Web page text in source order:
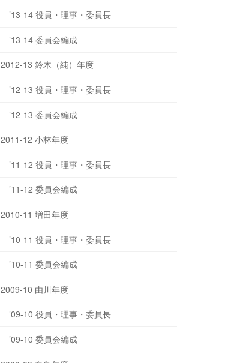
’13-14 役員・理事・委員長
’13-14 委員会編成
2012-13 鈴木（純）年度
’12-13 役員・理事・委員長
’12-13 委員会編成
2011-12 小林年度
’11-12 役員・理事・委員長
’11-12 委員会編成
2010-11 増田年度
’10-11 役員・理事・委員長
’10-11 委員会編成
2009-10 由川年度
’09-10 役員・理事・委員長
’09-10 委員会編成